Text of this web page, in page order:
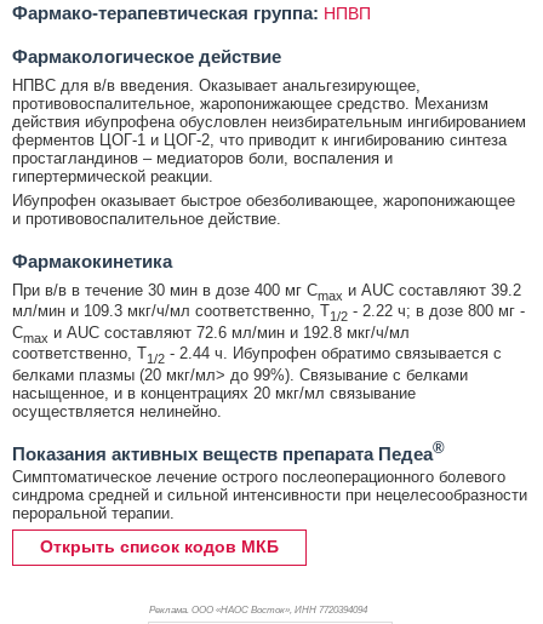
Фармако-терапевтическая группа: НПВП
Фармакологическое действие
НПВС для в/в введения. Оказывает анальгезирующее,
противовоспалительное, жаропонижающее средство. Механизм
действия ибупрофена обусловлен неизбирательным ингибированием
ферментов ЦОГ-1 и ЦОГ-2, что приводит к ингибированию синтеза
простагландинов – медиаторов боли, воспаления и
гипертермической реакции.
Ибупрофен оказывает быстрое обезболивающее, жаропонижающее
и противовоспалительное действие.
Фармакокинетика
При в/в в течение 30 мин в дозе 400 мг Cmax и AUC составляют 39.2
мл/мин и 109.3 мкг/ч/мл соответственно, T1/2 - 2.22 ч; в дозе 800 мг -
Cmax и AUC составляют 72.6 мл/мин и 192.8 мкг/ч/мл
соответственно, T1/2 - 2.44 ч. Ибупрофен обратимо связывается с
белками плазмы (20 мкг/мл> до 99%). Связывание с белками
насыщенное, и в концентрациях 20 мкг/мл связывание
осуществляется нелинейно.
Показания активных веществ препарата Педеа®
Симптоматическое лечение острого послеоперационного болевого
синдрома средней и сильной интенсивности при нецелесообразности
пероральной терапии.
Открыть список кодов МКБ
Реклама. ООО «НАОС Восток», ИНН 7720394094